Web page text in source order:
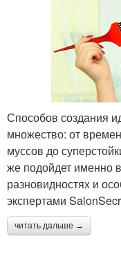
Способов создания
множество: от
муссов до
же подойдет именно
разновидностях и
экспертами
читать дальше →